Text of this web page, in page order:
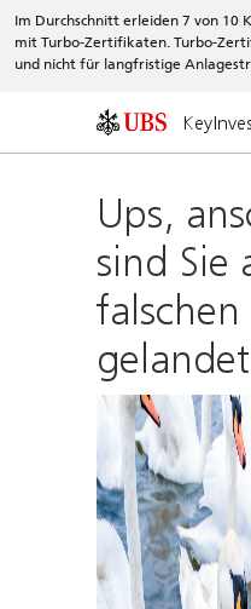
Im Durchschnitt erleiden 7 von 10
mit Turbo-Zertifikaten. Turbo-
und nicht für langfristige
Ups,
sind Sie
gelandet